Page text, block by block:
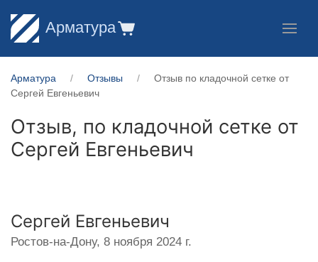
Арматура
Арматура Отзывы
Отзыв по кладочной сетке от
Сергей Евгеньевич
Отзыв, по кладочной сетке от
Сергей Евгеньевич
Сергей Евгеньевич
Ростов-на-Дону, 8 ноября 2024 г.